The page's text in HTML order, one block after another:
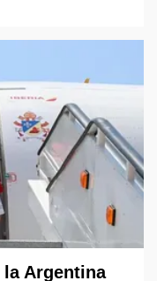
la Argentina